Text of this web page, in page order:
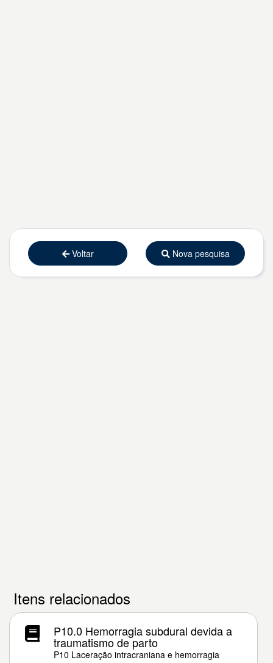
Voltar Nova pesquisa
Itens relacionados
P10.0 Hemorragia subdural devida a
traumatismo de parto
P10 Laceração intracraniana e hemorragia